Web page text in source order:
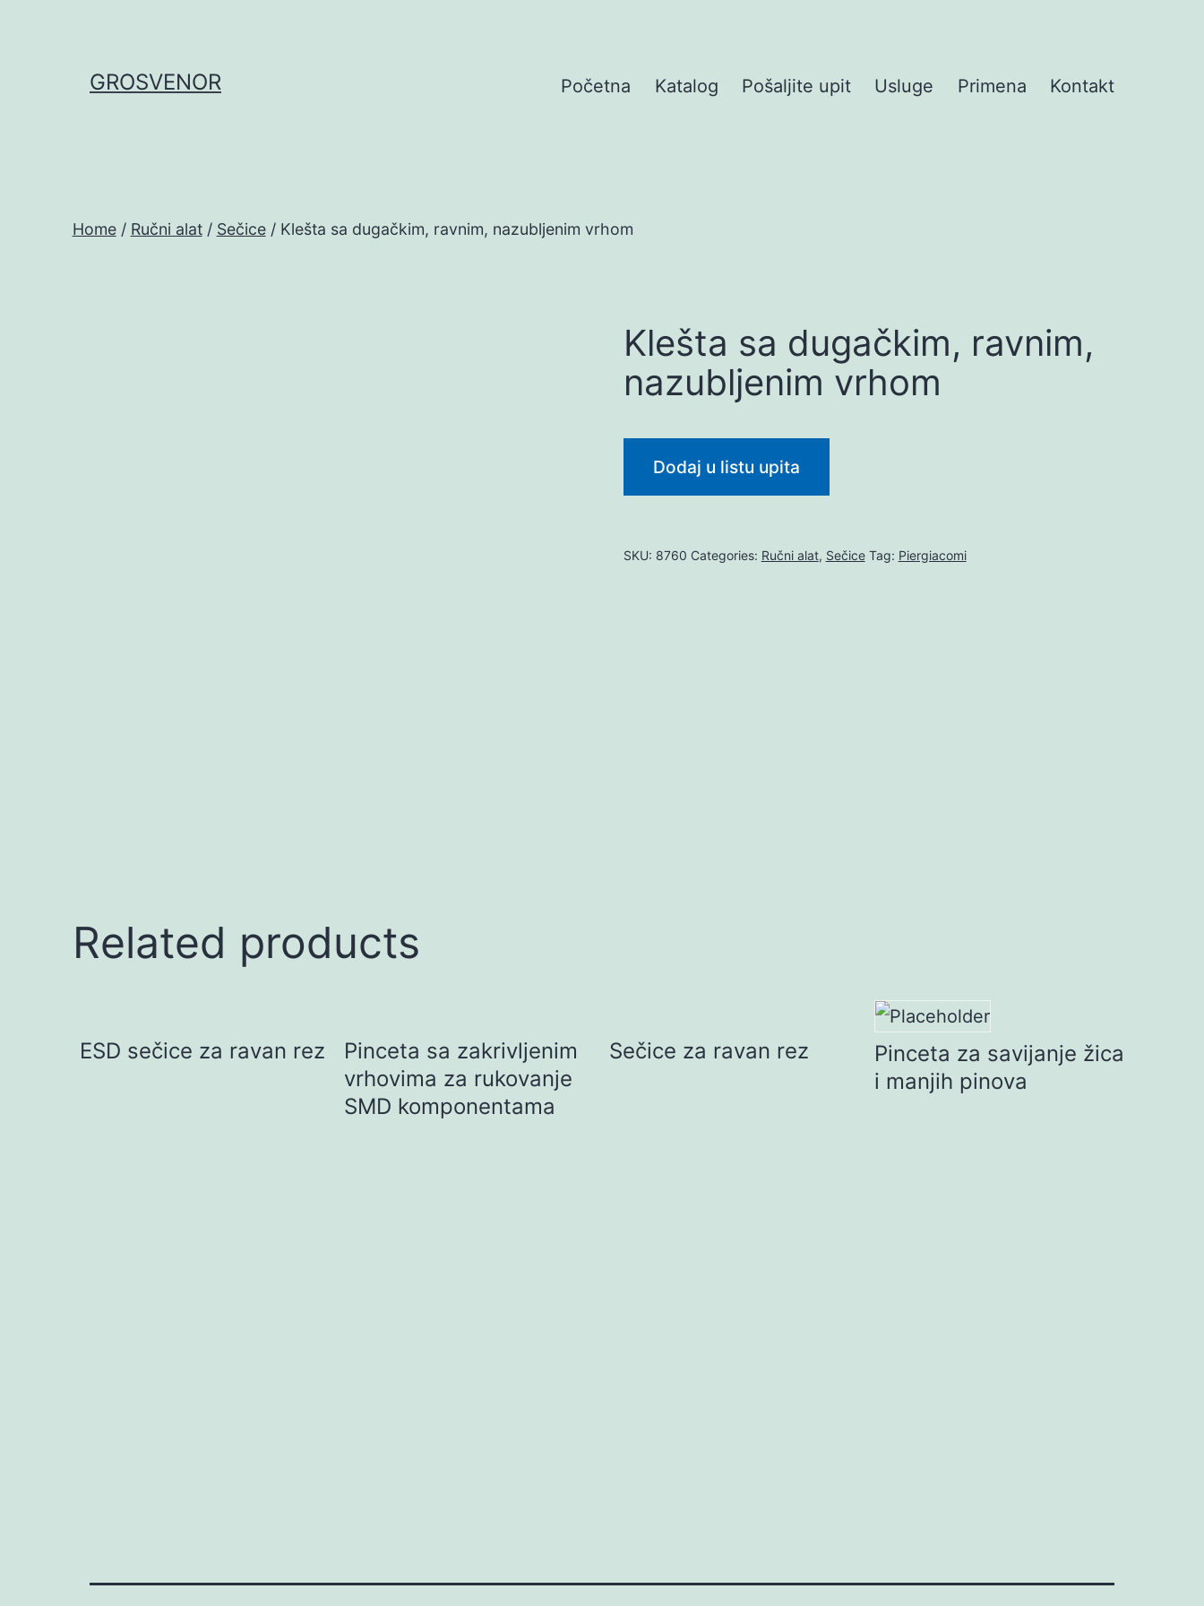
GROSVENOR Početna Katalog Pošaljite upit Usluge Primena Kontakt
Home/ Ručni alat/ Sečice/ Klešta sa dugačkim, ravnim, nazubljenim vrhom
Klešta sa dugačkim, ravnim,
nazubljenim vrhom
Dodaj u listu upita
SKU: 8760 Categories: Ručni alat, Sečice Tag: Piergiacomi
Related products
ESD sečice za ravan rez
Pinceta sa zakrivljenim
vrhovima za rukovanje
SMD komponentama
Sečice za ravan rez
Pinceta za savijanje žica
i manjih pinova